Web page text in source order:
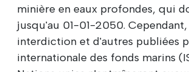
minière en eaux profondes, qui
jusqu'au 01-01-2050.
interdiction et d'autres publiées
internationale des fonds marins